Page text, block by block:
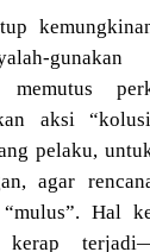
memutus
aksi
pelaku,
agar
Hal
kerap